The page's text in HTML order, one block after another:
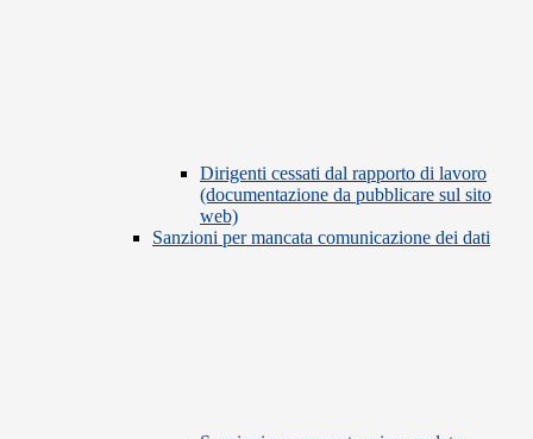
Dirigenti cessati dal rapporto di lavoro
(documentazione da pubblicare sul sito
web)
Sanzioni per mancata comunicazione dei dati